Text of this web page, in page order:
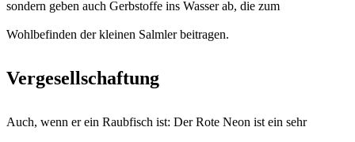
sondern geben auch Gerbstoffe ins Wasser ab, die zum
Wohlbefinden der kleinen Salmler beitragen.
Vergesellschaftung
Auch, wenn er ein Raubfisch ist: Der Rote Neon ist ein sehr